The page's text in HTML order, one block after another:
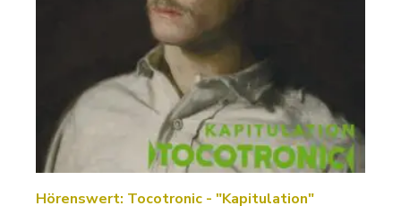
Hörenswert: Tocotronic - "Kapitulation"